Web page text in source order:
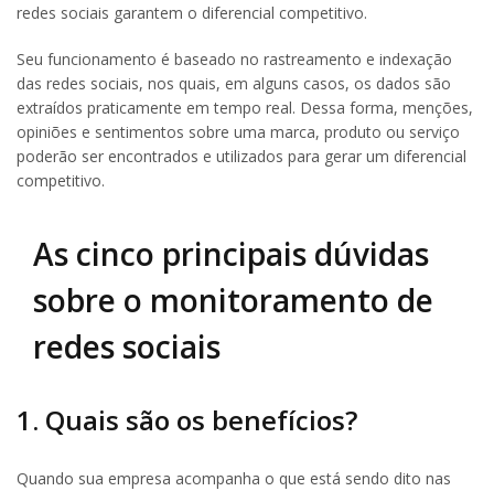
redes sociais garantem o diferencial competitivo.
Seu funcionamento é baseado no rastreamento e indexação
das redes sociais, nos quais, em alguns casos, os dados são
extraídos praticamente em tempo real. Dessa forma, menções,
opiniões e sentimentos sobre uma marca, produto ou serviço
poderão ser encontrados e utilizados para gerar um diferencial
competitivo.
As cinco principais dúvidas
sobre o monitoramento de
redes sociais
1. Quais são os benefícios?
Quando sua empresa acompanha o que está sendo dito nas